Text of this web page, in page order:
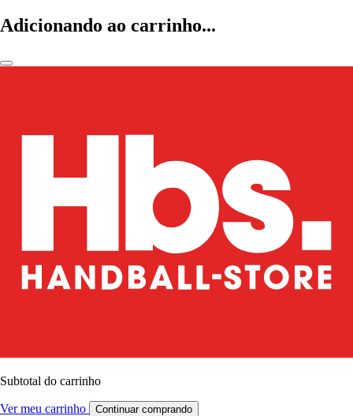
Adicionando ao carrinho...
Subtotal do carrinho
Ver meu carrinho Continuar comprando